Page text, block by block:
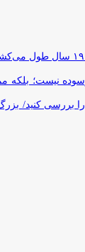
نیست؛ بلکه
بررسی کنید/